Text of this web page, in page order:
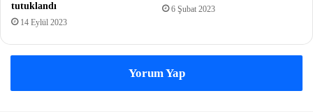
tutuklandı
14 Eylül 2023
6 Şubat 2023
Yorum Yap